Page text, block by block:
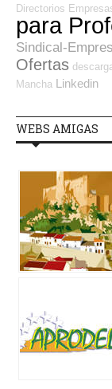
Directorios
para
Sindical-
Ofertas
Mancha Linkedin
WEBS AMIGAS